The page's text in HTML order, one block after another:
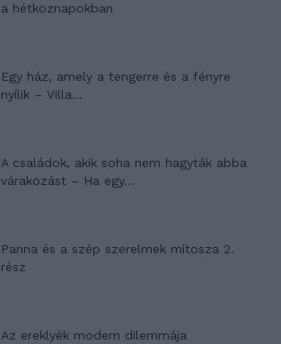
a hétköznapokban
Egy ház, amely a tengerre és a fényre
nyílik – Villa...
A családok, akik soha nem hagyták abba
várakozást – Ha egy...
Panna és a szép szerelmek mítosza 2.
rész
Az ereklyék modern dilemmája